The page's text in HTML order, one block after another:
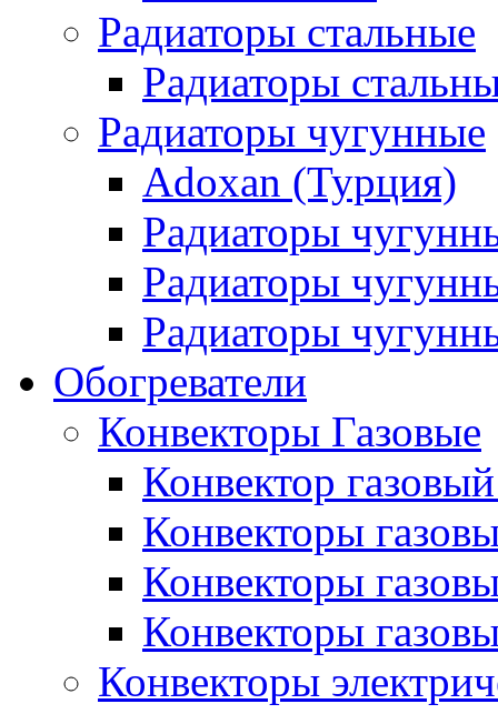
Радиаторы стальные
Радиаторы
Радиаторы чугунные
Adoxan (Турция)
Радиаторы
Радиаторы
Радиаторы
Обогреватели
Конвекторы Газовые
Конвектор
Конвекторы
Конвекторы
Конвекторы
Конвекторы